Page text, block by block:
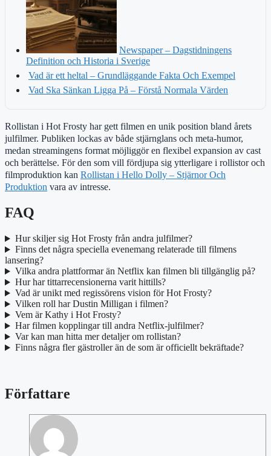
Newspaper – Dagstidningens
Definition och Historia i Sverige
Vad är ett heltal – Grundläggande Fakta Och Exempel
Vad Ska Sänkan Ligga På – Förstå Normala Värden
Rollistan i Hot Frosty har gett filmen en unik position bland årets
julfilmer. Publiken lockas av både stjärnglans och meta-humor,
medan streamingens format möjliggör en flexibel expansion av cast
och berättelse. För den som vill fördjupa sig ytterligare i rollistor och
filmproduktion kan Rollistan i Hello Dolly – Stjärnor Och
Produktion vara av intresse.
FAQ
Hur skiljer sig Hot Frosty från andra julfilmer?
Finns det några speciella evenemang relaterade till filmens
lansering?
Vilka andra plattformar än Netflix kan filmen bli tillgänglig på?
Hur har tittarrecensionerna varit hittills?
Vad är unikt med regissörens vision för Hot Frosty?
Vilken roll har Dustin Milligan i filmen?
Vem är Kathy i Hot Frosty?
Har filmen kopplingar till andra Netflix-julfilmer?
Var kan man hitta mer detaljer om rollistan?
Finns några fler gästroller än de som är officiellt bekräftade?
Författare